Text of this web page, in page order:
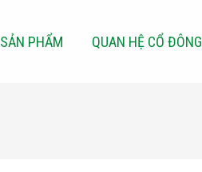
SẢN PHẨM QUAN HỆ CỔ ĐÔNG